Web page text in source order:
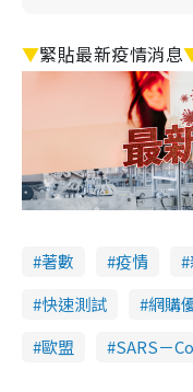
▼緊貼最新疫情消息
著數 疫情
快速測試
網購
歐盟
SARS－